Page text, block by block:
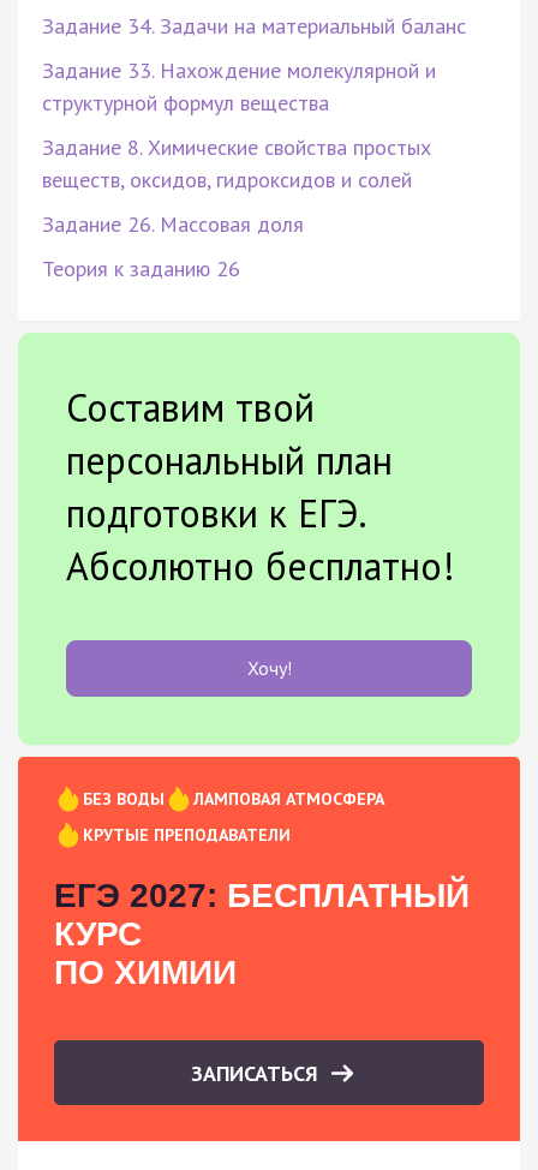
Задание 34. Задачи на материальный баланс
Задание 33. Нахождение молекулярной и
структурной формул вещества
Задание 8. Химические свойства простых
веществ, оксидов, гидроксидов и солей
Задание 26. Массовая доля
Теория к заданию 26
Составим твой
персональный план
подготовки к ЕГЭ.
Абсолютно бесплатно!
Хочу!
БЕЗ ВОДЫ
ЛАМПОВАЯ АТМОСФЕРА
КРУТЫЕ ПРЕПОДАВАТЕЛИ
ЕГЭ 2027: БЕСПЛАТНЫЙ
КУРС
ПО ХИМИИ
ЗАПИСАТЬСЯ